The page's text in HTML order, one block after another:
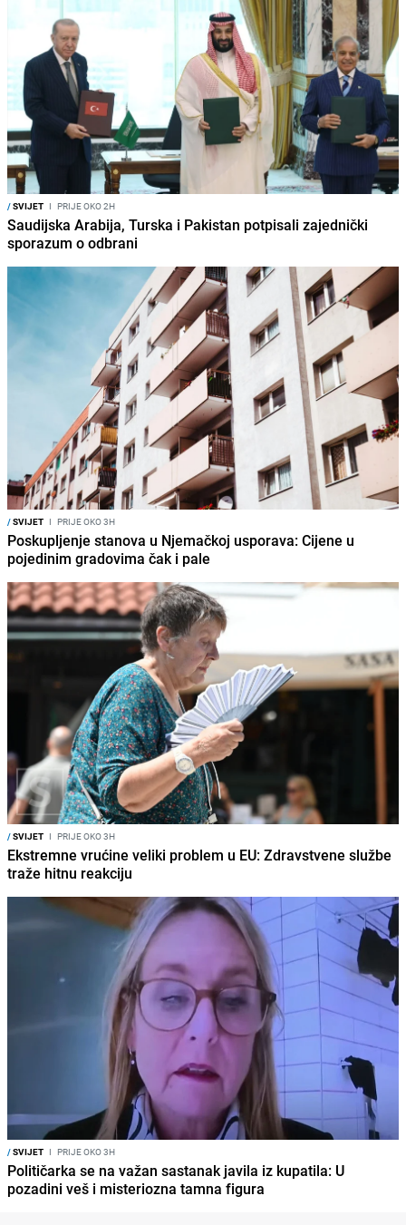
/SVIJET I PRIJE OKO 2H
Saudijska Arabija, Turska i Pakistan potpisali zajednički
sporazum o odbrani
/SVIJET I PRIJE OKO 3H
Poskupljenje stanova u Njemačkoj usporava: Cijene u
pojedinim gradovima čak i pale
/SVIJET I PRIJE OKO 3H
Ekstremne vrućine veliki problem u EU: Zdravstvene službe
traže hitnu reakciju
/SVIJET I PRIJE OKO 3H
Političarka se na važan sastanak javila iz kupatila: U
pozadini veš i misteriozna tamna figura